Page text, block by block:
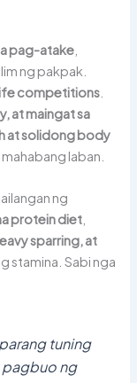
pag-atake
ng pakpak.
competitions
at maingat sa
at solidong body
laban.
ng
protein diet
sparring, at
stamina. Sabi nga
tuning
pagbuo ng